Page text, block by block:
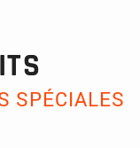
SPÉCIALES